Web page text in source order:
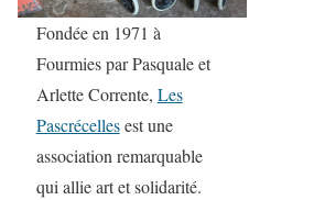
Fondée en 1971 à
Fourmies par Pasquale et
Arlette Corrente, Les
Pascrécellesest une
association remarquable
qui allie art et solidarité.